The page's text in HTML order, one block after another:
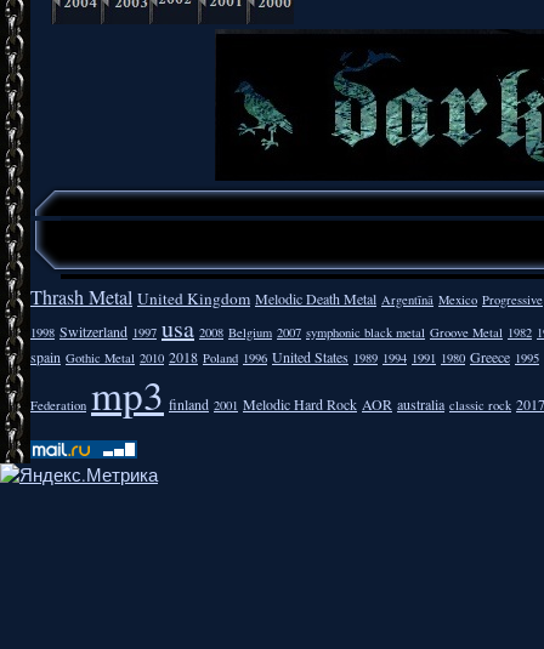
Thrash Metal United Kingdom Melodic Death Metal Argentīnā Mexico Progressive
1998 Switzerland 1997 usa 2008 Belgium 2007 symphonic black metal Groove Metal 1982
spain Gothic Metal 2010 2018 Poland 1996 United States 1989 1994 1991 1980 Greece 1995
Federation mp3 finland 2001 Melodic Hard Rock AOR australia classic rock 2017